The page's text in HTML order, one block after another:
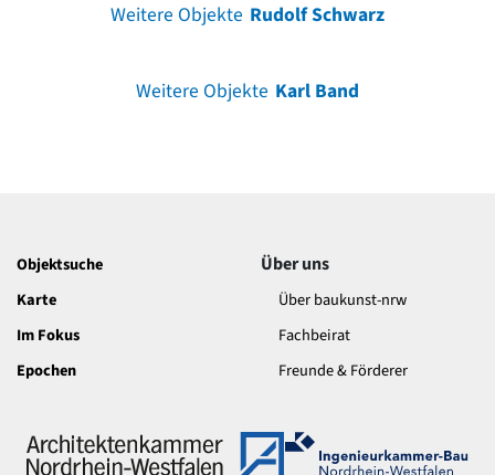
Weitere Objekte Rudolf Schwarz
Weitere Objekte Karl Band
Objektsuche
Karte
Im Fokus
Epochen
Über uns
Über baukunst-nrw
Fachbeirat
Freunde & Förderer